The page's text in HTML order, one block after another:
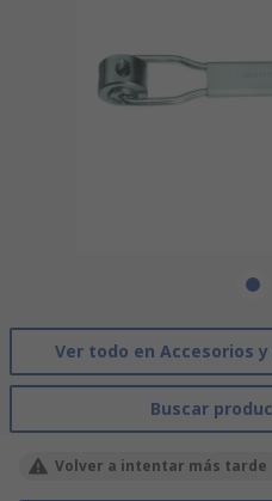
Ver todo en Accesorios
Buscar
Volver a intentar más tarde